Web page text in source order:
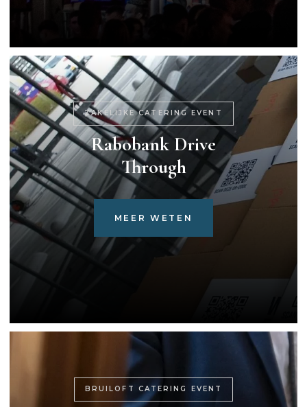
ZAKELIJKE CATERING EVENT
Rabobank Drive
Through
MEER WETEN
BRUILOFT CATERING EVENT